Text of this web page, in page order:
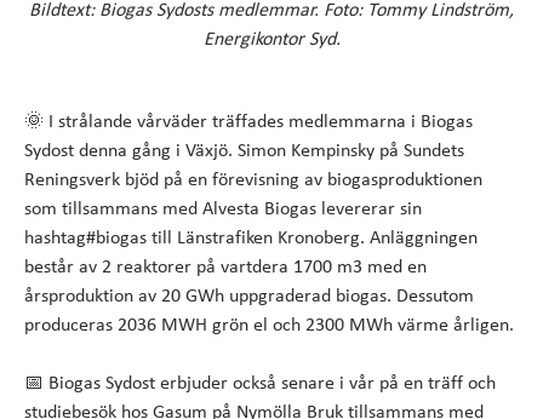
Bildtext: Biogas Sydosts medlemmar. Foto: Tommy Lindström,
Energikontor Syd.
🌞 I strålande vårväder träffades medlemmarna i Biogas
Sydost denna gång i Växjö. Simon Kempinsky på Sundets
Reningsverk bjöd på en förevisning av biogasproduktionen
som tillsammans med Alvesta Biogas levererar sin
hashtag#biogas till Länstrafiken Kronoberg. Anläggningen
består av 2 reaktorer på vartdera 1700 m3 med en
årsproduktion av 20 GWh uppgraderad biogas. Dessutom
produceras 2036 MWH grön el och 2300 MWh värme årligen.
📅 Biogas Sydost erbjuder också senare i vår på en träff och
studiebesök hos Gasum på Nymölla Bruk tillsammans med